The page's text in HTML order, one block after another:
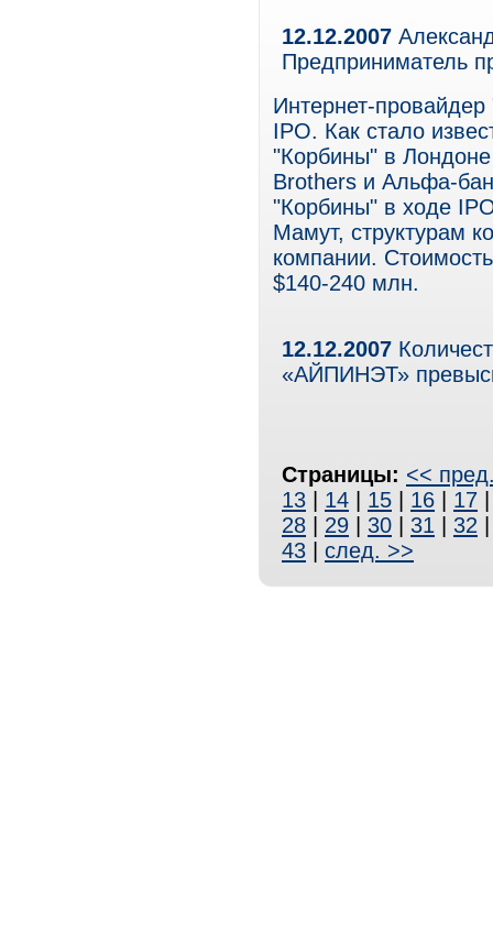
12.12.2007
Предприниматель
Интернет-
IPO. Как стало
"Корбины" в Лондоне
Brothers и Альфа-
"Корбины" в ходе
Мамут, структурам
компании.
$140-240 млн.
12.12.2007
«АЙПИНЭТ»
Страницы: <<
13
14 15 16 17
28
29 30 31 32
43
след. >>